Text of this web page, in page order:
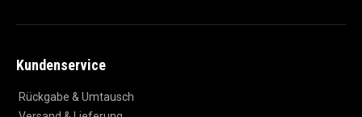
Kundenservice
Rückgabe & Umtausch